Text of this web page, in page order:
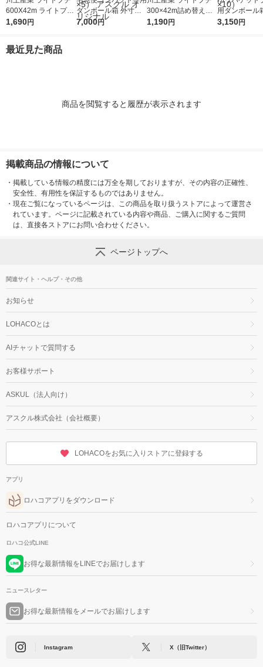
600X42m ライトプチ
(R) 幅600mm×42m巻
1,690円
ダンボール箱 外寸
法：縦20cm×横25cm
7,000円
300×42m詰め替え用
1巻 オリジナル
1,190円
用ダンボール
法：縦24cm×
3,150円
最近見た商品
商品を閲覧すると履歴が表示されます
掲載商品の情報について
・ 掲載している情報の精度には万全を期しておりますが、その内容の正確性、
安全性、有用性を保証するものではありません。
・ 現在ご覧になっているページは、この商品を取り扱うストアによって運営さ
れています。ページに記載されている内容や商品、ご購入に関するご質問
は、直接各ストアにお問い合わせください。
ページトップへ
関連サイト・ヘルプ・その他
お知らせ
LOHACOとは
AIチャットで質問する
お客様サポート
ASKUL（法人向け）
アスクル株式会社（会社概要）
LOHACOをお気に入りストアに登録する
アプリ
ロハコアプリをダウンロード
ロハコアプリについて
ロハコ公式LINE
お得な最新情報をLINEでお届けします
ニュースレター
お得な最新情報をメールでお届けします
Instagram X（旧Twitter）